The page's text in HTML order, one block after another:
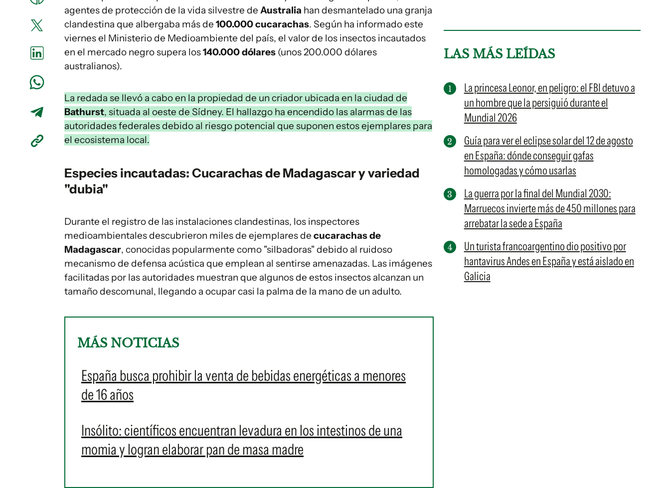
agentes de protección de la vida silvestre de Australia han desmantelado una granja
clandestina que albergaba más de 100.000 cucarachas. Según ha informado este
viernes el Ministerio de Medioambiente del país, el valor de los insectos incautados
en el mercado negro supera los140.000 dólares (unos 200.000 dólares
australianos).
La redada se llevó a cabo en la propiedad de un criador ubicada en la ciudad de
Bathurst, situada al oeste de Sídney. El hallazgo ha encendido las alarmas de las
autoridades federales debido al riesgo potencial que suponen estos ejemplares para
el ecosistema local.
Especies incautadas: Cucarachas de Madagascar y variedad
"dubia"
Durante el registro de las instalaciones clandestinas, los inspectores
medioambientales descubrieron miles de ejemplares de cucarachas de
Madagascar, conocidas popularmente como "silbadoras" debido al ruidoso
mecanismo de defensa acústica que emplean al sentirse amenazadas. Las imágenes
facilitadas por las autoridades muestran que algunos de estos insectos alcanzan un
tamaño descomunal, llegando a ocupar casi la palma de la mano de un adulto.
MÁS NOTICIAS
España busca prohibir la venta de bebidas energéticas a menores
de 16 años
Insólito: científicos encuentran levadura en los intestinos de una
momia y logran elaborar pan de masa madre
LAS MÁS LEÍDAS
La princesa Leonor, en peligro: el FBI detuvo a
un hombre que la persiguió durante el
Mundial 2026
Guía para ver el eclipse solar del 12 de agosto
en España: dónde conseguir gafas
homologadas y cómo usarlas
La guerra por la final del Mundial 2030:
Marruecos invierte más de 450 millones para
arrebatar la sede a España
Un turista francoargentino dio positivo por
hantavirus Andes en España y está aislado en
Galicia